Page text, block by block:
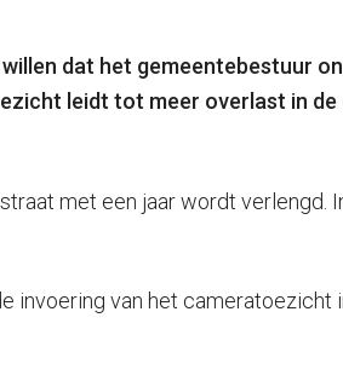
dat het gemeentebestuur
leidt tot meer overlast in de
met een jaar wordt verlengd.
invoering van het